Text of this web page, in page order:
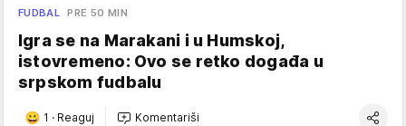
FUDBAL PRE 50 MIN
Igra se na Marakani i u Humskoj,
istovremeno: Ovo se retko događa u
srpskom fudbalu
1 · Reaguj Komentariši